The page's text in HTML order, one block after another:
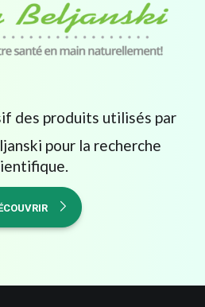
des produits utilisés par
pour la recherche